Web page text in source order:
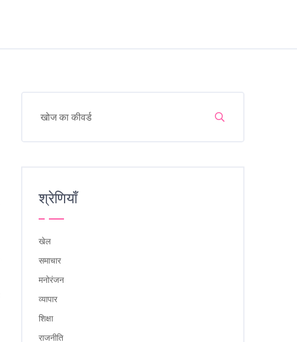
श्रेणियाँ
खेल
समाचार
मनोरंजन
व्यापार
शिक्षा
राजनीति